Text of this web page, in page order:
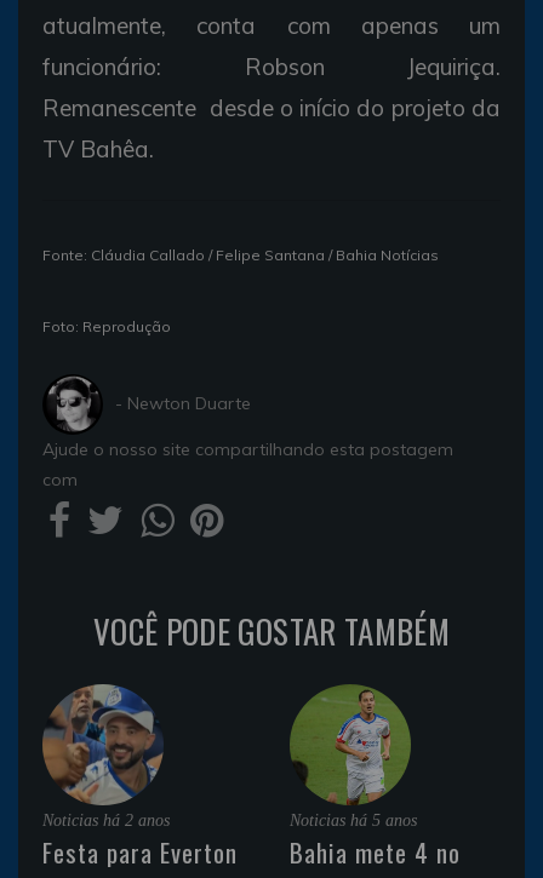
atualmente, conta com apenas um
funcionário: Robson Jequiriça.
Remanescente desde o início do projeto da
TV Bahêa.
Fonte: Cláudia Callado / Felipe Santana / Bahia Notícias
Foto: Reprodução
- Newton Duarte
Ajude o nosso site compartilhando esta postagem
com
VOCÊ PODE GOSTAR TAMBÉM
Noticias há 2 anos
Festa para Everton
Noticias há 5 anos
Bahia mete 4 no